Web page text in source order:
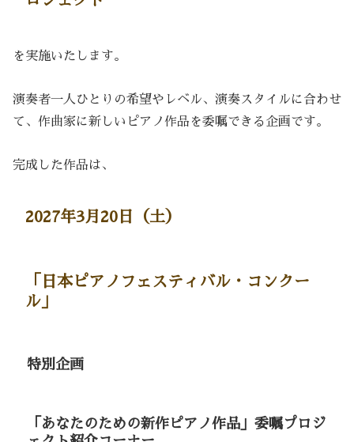
を実施いたします。
演奏者一人ひとりの希望やレベル、演奏スタイルに合わせ
て、作曲家に新しいピアノ作品を委嘱できる企画です。
完成した作品は、
2027年3月20日（土）
「日本ピアノフェスティバル・コンクー
ル」
特別企画
「あなたのための新作ピアノ作品」委嘱プロジ